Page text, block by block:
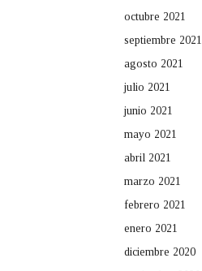
octubre 2021
septiembre 2021
agosto 2021
julio 2021
junio 2021
mayo 2021
abril 2021
marzo 2021
febrero 2021
enero 2021
diciembre 2020